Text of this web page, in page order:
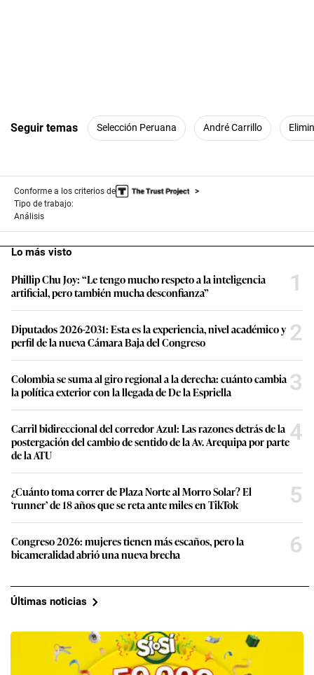
Seguir temas Selección Peruana André Carrillo
Conforme a los criterios de
Tipo de trabajo:
Análisis
Lo más visto
Phillip Chu Joy: “Le tengo mucho respeto a la inteligencia
artificial, pero también mucha desconfianza”
1
Diputados 2026-2031: Esta es la experiencia, nivel académico y
perfil de la nueva Cámara Baja del Congreso
2
Colombia se suma al giro regional a la derecha: cuánto cambia
la política exterior con la llegada de De la Espriella
3
Carril bidireccional del corredor Azul: Las razones detrás de la
postergación del cambio de sentido de la Av. Arequipa por parte
de la ATU
4
¿Cuánto toma correr de Plaza Norte al Morro Solar? El
‘runner’ de 18 años que se reta ante miles en TikTok
5
Congreso 2026: mujeres tienen más escaños, pero la
bicameralidad abrió una nueva brecha
6
Últimas noticias